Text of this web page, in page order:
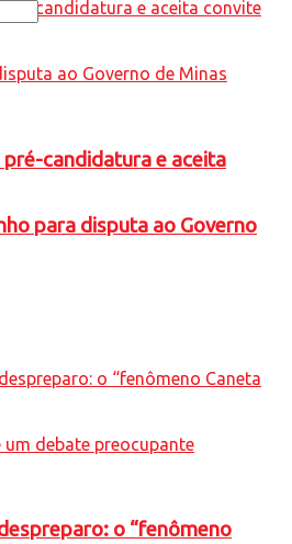
candidatura e aceita
para disputa ao Governo
o “fenômeno